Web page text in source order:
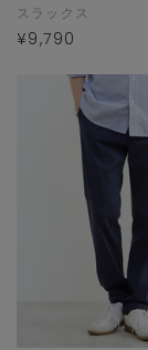
スラックス
¥9,790